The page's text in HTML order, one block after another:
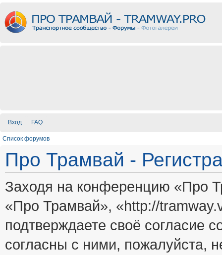
Вход FAQ
Список форумов
Про Трамвай -
Заходя на конференцию «Про
«Про Трамвай», «http://
подтверждаете своё
согласны с ними, пожалуйста,